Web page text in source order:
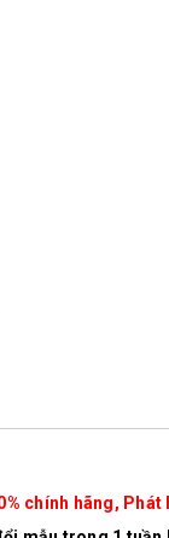
chính hãng,